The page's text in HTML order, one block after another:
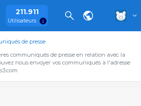
211.911
Utilisateurs
de presse
communiqués de presse en relation avec la
nous envoyer vos communiqués à l'adresse